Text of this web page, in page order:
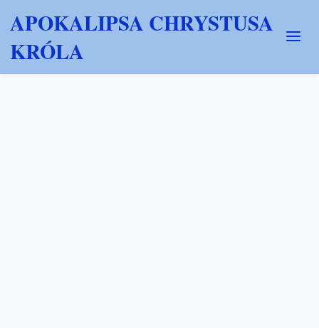
APOKALIPSA CHRYSTUSA
KRÓLA